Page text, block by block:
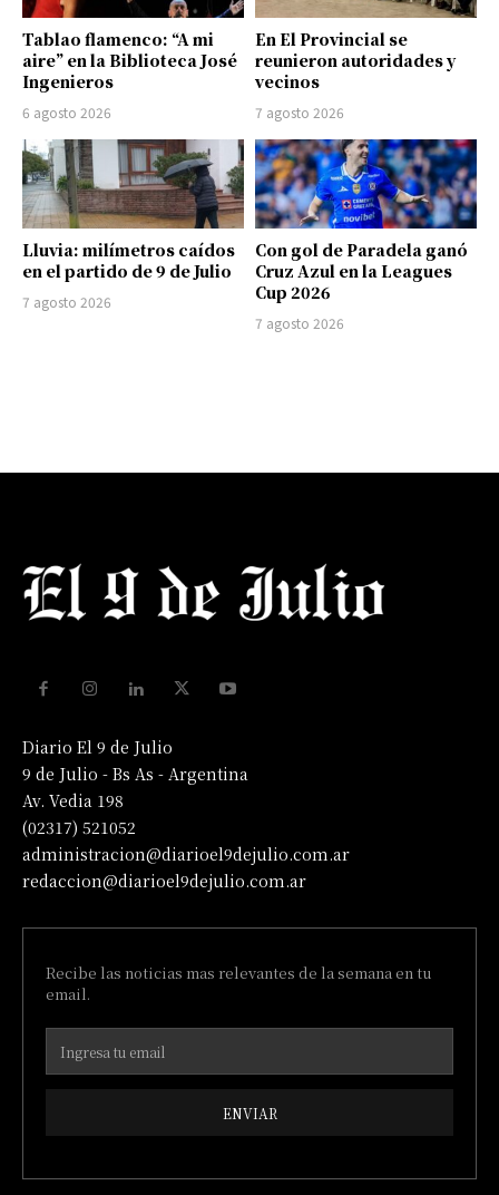
Tablao flamenco: “A mi
aire” en la Biblioteca José
Ingenieros
6 agosto 2026
En El Provincial se
reunieron autoridades y
vecinos
7 agosto 2026
Lluvia: milímetros caídos
en el partido de 9 de Julio
7 agosto 2026
Con gol de Paradela ganó
Cruz Azul en la Leagues
Cup 2026
7 agosto 2026
Diario El 9 de Julio
9 de Julio - Bs As - Argentina
Av. Vedia 198
(02317) 521052
administracion@diarioel9dejulio.com.ar
redaccion@diarioel9dejulio.com.ar
Recibe las noticias mas relevantes de la semana en tu
email.
ENVIAR